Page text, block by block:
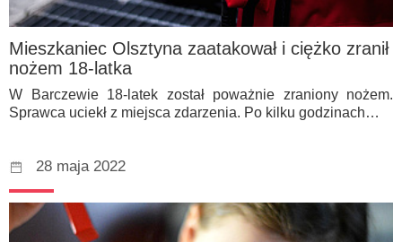
Mieszkaniec Olsztyna zaatakował i ciężko zranił
nożem 18-latka
W Barczewie 18-latek został poważnie zraniony nożem.
Sprawca uciekł z miejsca zdarzenia. Po kilku godzinach…
28 maja 2022